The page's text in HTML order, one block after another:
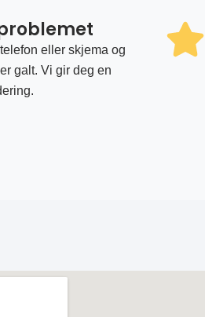
eller skjema og
galt. Vi gir deg en